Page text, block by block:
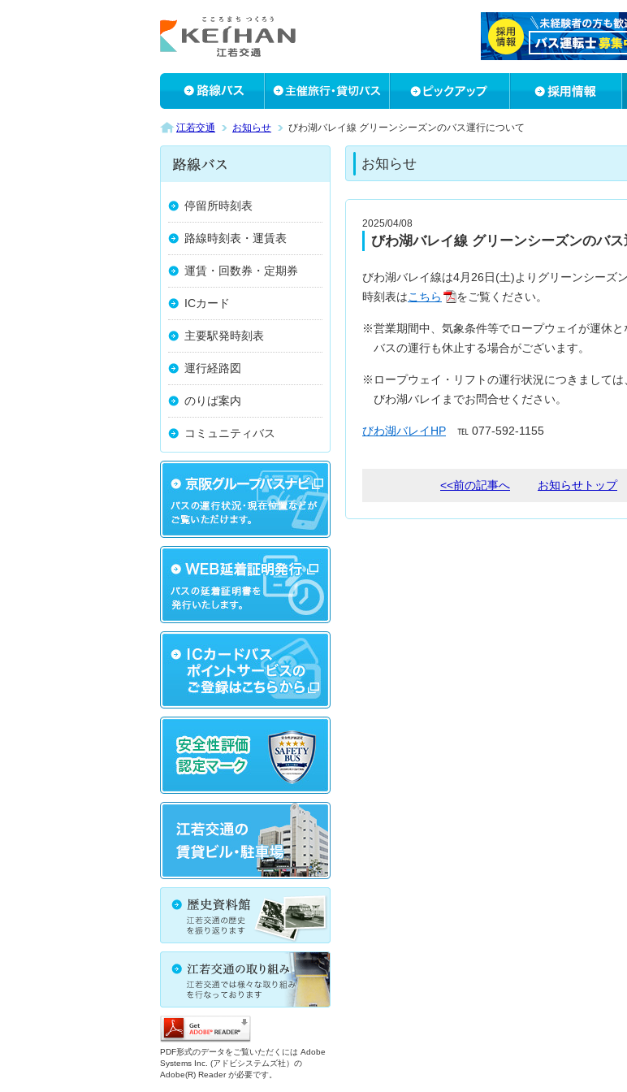
江若交通 お知らせ びわ湖バレイ線 グリーンシーズンのバス運行について
停留所時刻表
路線時刻表・運賃表
運賃・回数券・定期券
ICカード
主要駅発時刻表
運行経路図
のりば案内
コミュニティバス
PDF形式のデータをご覧いただくには Adobe
Systems Inc. (アドビシステムズ社）の
Adobe(R) Reader が必要です。
お知らせ
2025/04/08
びわ湖バレイ線 グリーンシーズンのバ
びわ湖バレイ線は4月26日(土)よりグリーンシーズ
時刻表はこちら をご覧ください。
※営業期間中、気象条件等でロープウェイが運休と
バスの運行も休止する場合がございます。
※ロープウェイ・リフトの運行状況につきましては
びわ湖バレイまでお問合せください。
びわ湖バレイHP ℡ 077-592-1155
<<前の記事へ お知らせトップ